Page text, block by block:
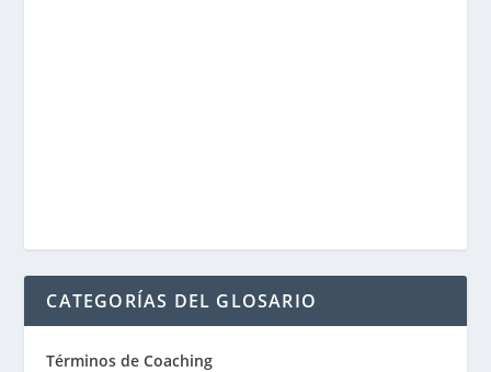
CATEGORÍAS DEL GLOSARIO
Términos de Coaching